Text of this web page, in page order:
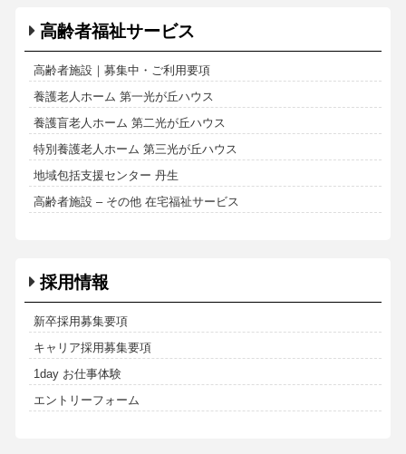
高齢者福祉サービス
高齢者施設｜募集中・ご利用要項
養護老人ホーム 第一光が丘ハウス
養護盲老人ホーム 第二光が丘ハウス
特別養護老人ホーム 第三光が丘ハウス
地域包括支援センター 丹生
高齢者施設 – その他 在宅福祉サービス
採用情報
新卒採用募集要項
キャリア採用募集要項
1day お仕事体験
エントリーフォーム